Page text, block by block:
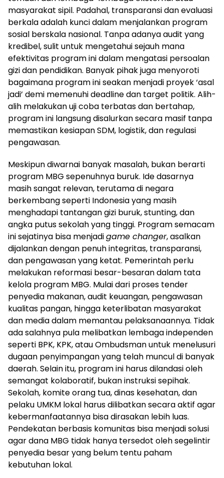
masyarakat sipil. Padahal, transparansi dan evaluasi
berkala adalah kunci dalam menjalankan program
sosial berskala nasional. Tanpa adanya audit yang
kredibel, sulit untuk mengetahui sejauh mana
efektivitas program ini dalam mengatasi persoalan
gizi dan pendidikan. Banyak pihak juga menyoroti
bagaimana program ini seakan menjadi proyek ‘asal
jadi’ demi memenuhi deadline dan target politik. Alih-
alih melakukan uji coba terbatas dan bertahap,
program ini langsung disalurkan secara masif tanpa
memastikan kesiapan SDM, logistik, dan regulasi
pengawasan.
Meskipun diwarnai banyak masalah, bukan berarti
program MBG sepenuhnya buruk. Ide dasarnya
masih sangat relevan, terutama di negara
berkembang seperti Indonesia yang masih
menghadapi tantangan gizi buruk, stunting, dan
angka putus sekolah yang tinggi. Program semacam
ini sejatinya bisa menjadigame changer, asalkan
dijalankan dengan penuh integritas, transparansi,
dan pengawasan yang ketat. Pemerintah perlu
melakukan reformasi besar-besaran dalam tata
kelola program MBG. Mulai dari proses tender
penyedia makanan, audit keuangan, pengawasan
kualitas pangan, hingga keterlibatan masyarakat
dan media dalam memantau pelaksanaannya. Tidak
ada salahnya pula melibatkan lembaga independen
seperti BPK, KPK, atau Ombudsman untuk menelusuri
dugaan penyimpangan yang telah muncul di banyak
daerah. Selain itu, program ini harus dilandasi oleh
semangat kolaboratif, bukan instruksi sepihak.
Sekolah, komite orang tua, dinas kesehatan, dan
pelaku UMKM lokal harus dilibatkan secara aktif agar
kebermanfaatannya bisa dirasakan lebih luas.
Pendekatan berbasis komunitas bisa menjadi solusi
agar dana MBG tidak hanya tersedot oleh segelintir
penyedia besar yang belum tentu paham
kebutuhan lokal.